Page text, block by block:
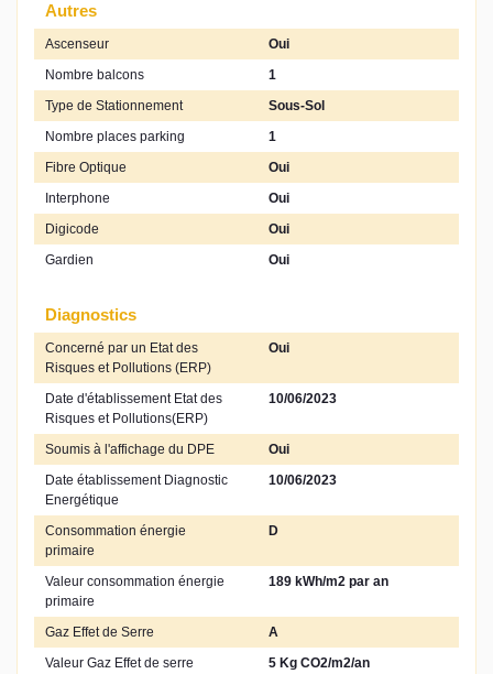
Autres
Ascenseur
Oui
Nombre balcons
1
Type de Stationnement
Sous-Sol
Nombre places parking
1
Fibre Optique
Oui
Interphone
Oui
Digicode
Oui
Gardien
Oui
Diagnostics
Concerné par un Etat des
Risques et Pollutions (ERP)
Oui
Date d'établissement Etat des
Risques et Pollutions(ERP)
10/06/2023
Soumis à l'affichage du DPE
Oui
Date établissement Diagnostic
Energétique
10/06/2023
Consommation énergie
primaire
D
Valeur consommation énergie
primaire
189 kWh/m2 par an
Gaz Effet de Serre
A
Valeur Gaz Effet de serre
5 Kg CO2/m2/an